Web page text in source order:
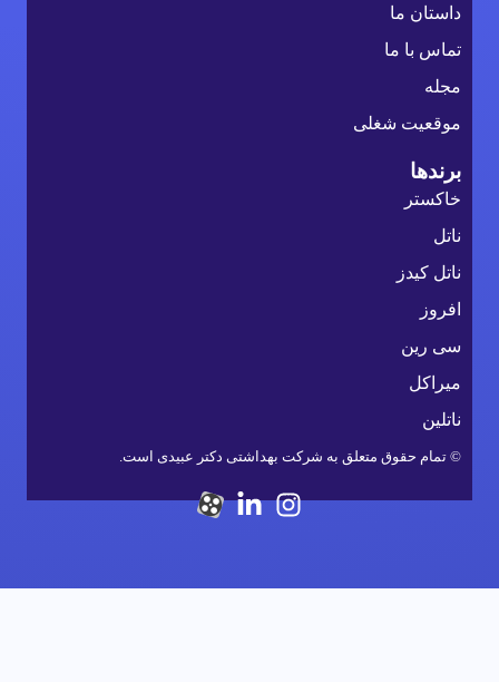
داستان ما
تماس با ما
مجله
موقعیت شغلی
برندها
خاکستر
ناتل
ناتل کیدز
افروز
سی رین
میراکل
ناتلین
© تمام حقوق متعلق به شرکت بهداشتی دکتر عبیدی است.